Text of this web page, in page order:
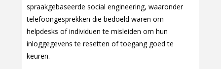
spraakgebaseerde social engineering, waaronder
telefoongesprekken die bedoeld waren om
helpdesks of individuen te misleiden om hun
inloggegevens te resetten of toegang goed te
keuren.